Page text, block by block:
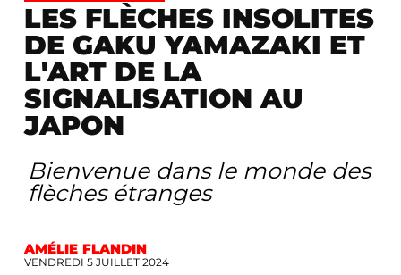
LES FLÈCHES INSOLITES
DE GAKU YAMAZAKI ET
L'ART DE LA
SIGNALISATION AU
JAPON
Bienvenue dans le monde des
flèches étranges
AMÉLIE FLANDIN
VENDREDI 5 JUILLET 2024